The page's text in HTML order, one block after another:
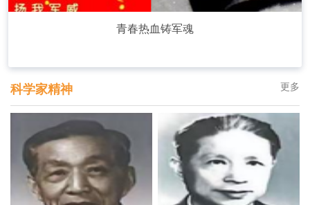
青春热血铸军魂
科学家精神 更多